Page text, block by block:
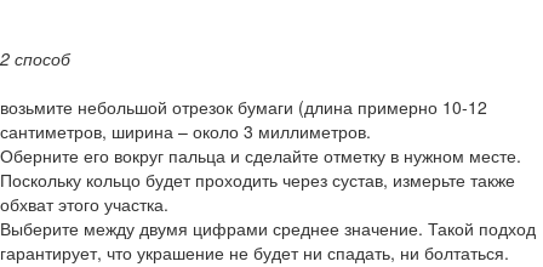
2 способ
возьмите небольшой отрезок бумаги (длина примерно 10-12
сантиметров, ширина – около 3 миллиметров.
Оберните его вокруг пальца и сделайте отметку в нужном месте.
Поскольку кольцо будет проходить через сустав, измерьте также
обхват этого участка.
Выберите между двумя цифрами среднее значение. Такой подход
гарантирует, что украшение не будет ни спадать, ни болтаться.